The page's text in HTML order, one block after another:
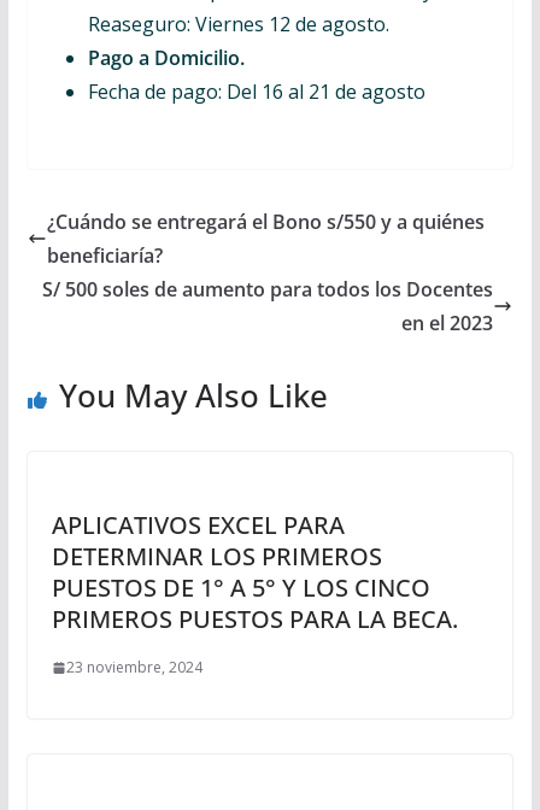
Reaseguro: Viernes 12 de agosto.
Pago a Domicilio.
Fecha de pago: Del 16 al 21 de agosto
¿Cuándo se entregará el Bono s/550 y a quiénes
beneficiaría?
S/ 500 soles de aumento para todos los Docentes
en el 2023
You May Also Like
APLICATIVOS EXCEL PARA
DETERMINAR LOS PRIMEROS
PUESTOS DE 1° A 5° Y LOS CINCO
PRIMEROS PUESTOS PARA LA BECA.
23 noviembre, 2024